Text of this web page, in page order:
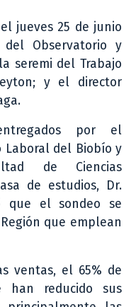
jueves 25 de junio
del Observatorio y
seremi del Trabajo
y el director
por el
Laboral del Biobío y
de Ciencias
de estudios, Dr.
que el sondeo se
que emplean
ventas, el 65% de
han reducido sus